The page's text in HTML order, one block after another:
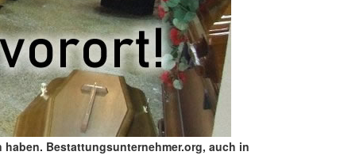
Bestattungsunternehmer.org, auch in